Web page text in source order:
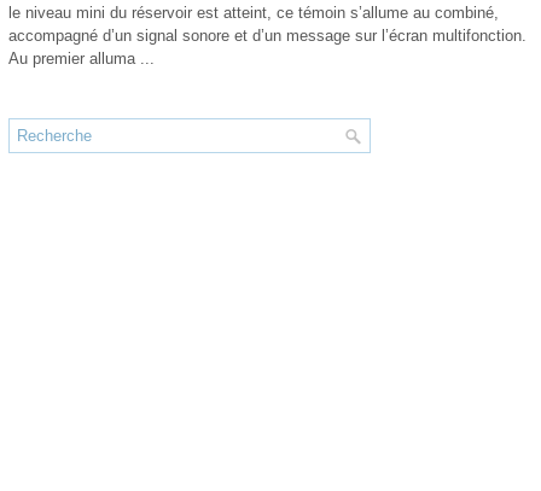
le niveau mini du réservoir est atteint, ce témoin s’allume au combiné,
accompagné d’un signal sonore et d’un message sur l’écran multifonction.
Au premier alluma ...